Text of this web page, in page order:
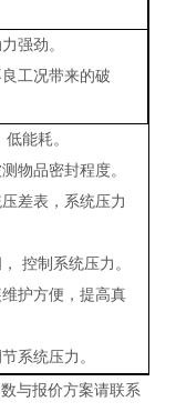
强劲。
工况带来的破
低能耗。
物品密封程度。
差表，系统压力
控制系统压力 。
护方便，提高真
系统压力 。
与报价方案请联系